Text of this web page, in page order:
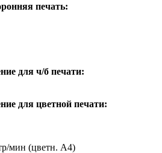
печать:
для ч/б печати:
для цветной печати:
мин (цветн. А4)